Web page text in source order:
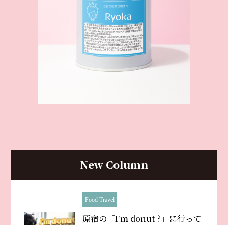
New Column
Food Travel
原宿の「Iʼm donut ?」に行って